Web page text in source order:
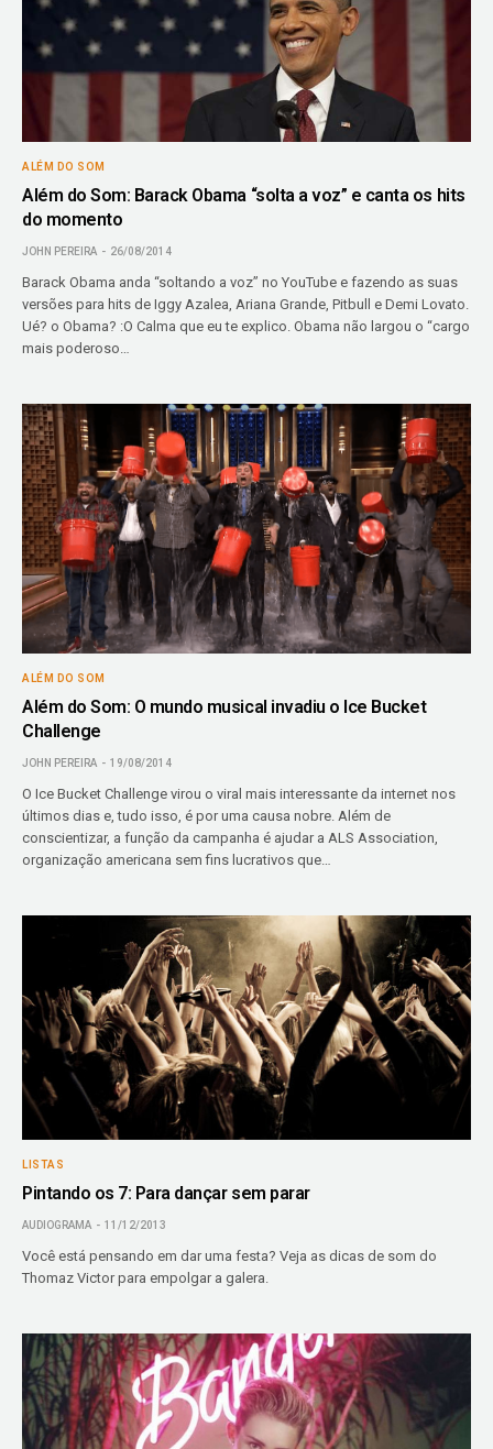
ALÉM DO SOM
Além do Som: Barack Obama “solta a voz” e canta os hits
do momento
JOHN PEREIRA 26/08/2014
Barack Obama anda “soltando a voz” no YouTube e fazendo as suas
versões para hits de Iggy Azalea, Ariana Grande, Pitbull e Demi Lovato.
Ué? o Obama? :O Calma que eu te explico. Obama não largou o “cargo
mais poderoso…
ALÉM DO SOM
Além do Som: O mundo musical invadiu o Ice Bucket
Challenge
JOHN PEREIRA 19/08/2014
O Ice Bucket Challenge virou o viral mais interessante da internet nos
últimos dias e, tudo isso, é por uma causa nobre. Além de
conscientizar, a função da campanha é ajudar a ALS Association,
organização americana sem fins lucrativos que…
LISTAS
Pintando os 7: Para dançar sem parar
AUDIOGRAMA 11/12/2013
Você está pensando em dar uma festa? Veja as dicas de som do
Thomaz Victor para empolgar a galera.